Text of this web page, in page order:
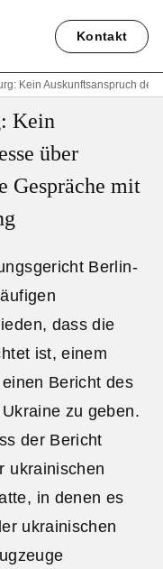
Kontakt
Kein Auskunftsanspruch
Kein
über
Gespräche mit
Berlin-
dass die
ist, einem
Bericht des
zu geben.
der Bericht
ukrainischen
in denen es
ukrainischen